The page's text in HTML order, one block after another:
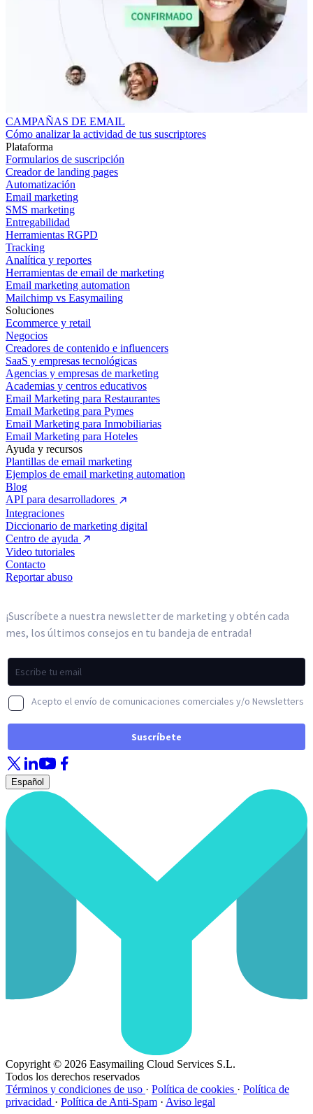
CAMPAÑAS DE EMAIL
Cómo analizar la actividad de tus suscriptores
Plataforma
Formularios de suscripción
Creador de landing pages
Automatización
Email marketing
SMS marketing
Entregabilidad
Herramientas RGPD
Tracking
Analítica y reportes
Herramientas de email de marketing
Email marketing automation
Mailchimp vs Easymailing
Soluciones
Ecommerce y retail
Negocios
Creadores de contenido e influencers
SaaS y empresas tecnológicas
Agencias y empresas de marketing
Academias y centros educativos
Email Marketing para Restaurantes
Email Marketing para Pymes
Email Marketing para Inmobiliarias
Email Marketing para Hoteles
Ayuda y recursos
Plantillas de email marketing
Ejemplos de email marketing automation
Blog
API para desarrolladores
Integraciones
Diccionario de marketing digital
Centro de ayuda
Video tutoriales
Contacto
Reportar abuso
Español
Copyright © 2026 Easymailing Cloud Services S.L.
Todos los derechos reservados
Términos y condiciones de uso · Política de cookies · Política de
privacidad · Política de Anti-Spam · Aviso legal